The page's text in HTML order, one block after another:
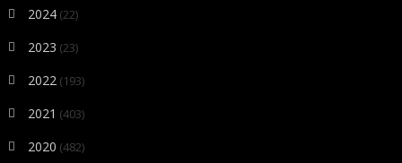
2024 (22)
2023 (23)
2022 (193)
2021 (403)
2020 (482)